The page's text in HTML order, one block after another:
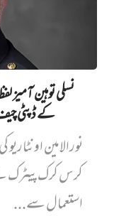
نسلی توہین آمیز
کے ڈپٹی
نورالامین
کرس کرک پیٹرک
استعمال سے...